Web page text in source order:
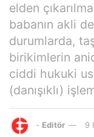
elden
babanın akli
durumlarda,
birikimlerin
ciddi hukuki
(danışıklı)
- Editör 9